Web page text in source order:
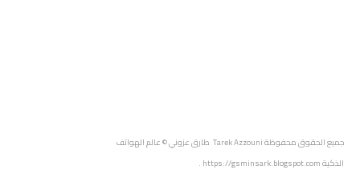
جميع الحقوق محفوظةTarek Azzouni طارق عزوني
© عالم الهواتف
الذكيةhttps://gsminsark.blogspot.com
.